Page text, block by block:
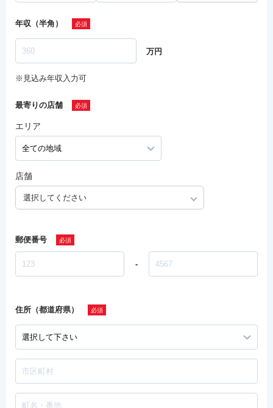
年収（半角）
万円
※見込み年収入力可
最寄りの店舗
エリア
店舗
選択してください
郵便番号
-
住所（都道府県）